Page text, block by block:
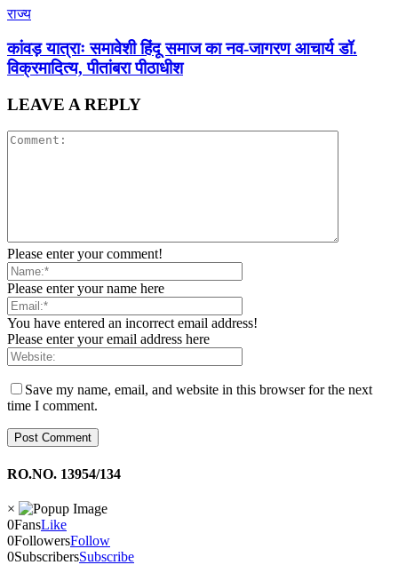
राज्य
कांवड़ यात्राः समावेशी हिंदू समाज का नव-जागरण आचार्य डॉ.
विक्रमादित्य, पीतांबरा पीठाधीश
LEAVE A REPLY
Please enter your comment!
Please enter your name here
You have entered an incorrect email address!
Please enter your email address here
Save my name, email, and website in this browser for the next
time I comment.
RO.NO. 13954/134
×
0FansLike
0FollowersFollow
0SubscribersSubscribe